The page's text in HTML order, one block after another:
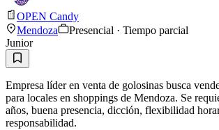
OPEN Candy
Mendoza
Presencial · Tiempo parcial
Junior
Empresa líder en venta de golosinas busca
para locales en shoppings de Mendoza. Se
años, buena presencia, dicción, flexibilidad
responsabilidad.